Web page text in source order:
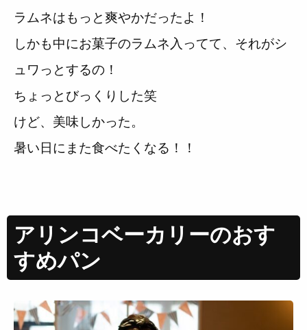
ラムネはもっと爽やかだったよ！
しかも中にお菓子のラムネ入ってて、それがシ
ュワっとするの！
ちょっとびっくりした笑
けど、美味しかった。
暑い日にまた食べたくなる！！
アリンコベーカリーのおす
すめパン